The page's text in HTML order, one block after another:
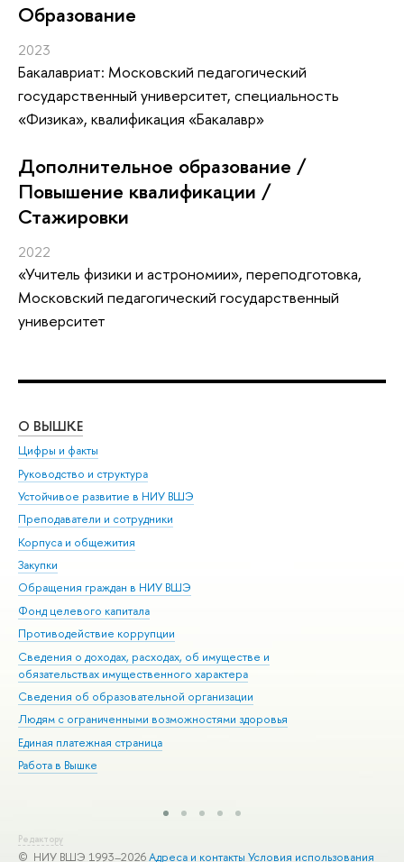
Oбразование
2023
Бакалавриат: Московский педагогический
государственный университет, специальность
«Физика», квалификация «Бакалавр»
Дополнительное образование /
Повышение квалификации /
Стажировки
2022
«Учитель физики и астрономии», переподготовка,
Московский педагогический государственный
университет
О ВЫШКЕ
Цифры и факты
Руководство и структура
Устойчивое развитие в НИУ ВШЭ
Преподаватели и сотрудники
Корпуса и общежития
Закупки
Обращения граждан в НИУ ВШЭ
Фонд целевого капитала
Противодействие коррупции
Сведения о доходах, расходах, об имуществе и
обязательствах имущественного характера
Сведения об образовательной организации
Людям с ограниченными возможностями здоровья
Единая платежная страница
Работа в Вышке
Редактору
© НИУ ВШЭ 1993–2026Адреса и контакты Условия использования